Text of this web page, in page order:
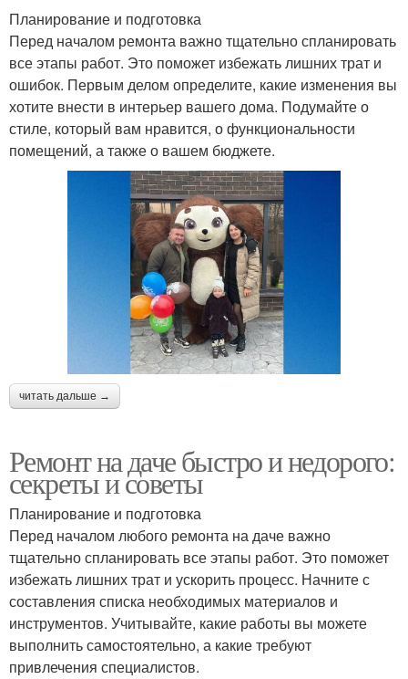
Планирование и подготовка
Перед началом ремонта важно тщательно спланировать
все этапы работ. Это поможет избежать лишних трат и
ошибок. Первым делом определите, какие изменения вы
хотите внести в интерьер вашего дома. Подумайте о
стиле, который вам нравится, о функциональности
помещений, а также о вашем бюджете.
читать дальше →
Ремонт на даче быстро и недорого:
секреты и советы
Планирование и подготовка
Перед началом любого ремонта на даче важно
тщательно спланировать все этапы работ. Это поможет
избежать лишних трат и ускорить процесс. Начните с
составления списка необходимых материалов и
инструментов. Учитывайте, какие работы вы можете
выполнить самостоятельно, а какие требуют
привлечения специалистов.